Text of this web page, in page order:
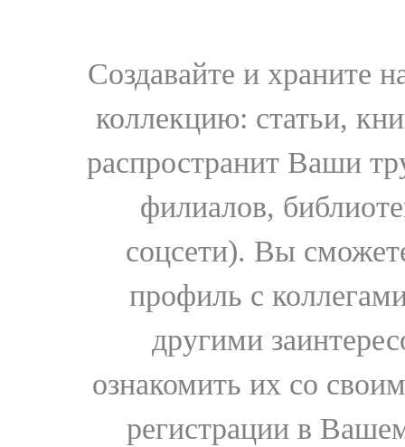
Создавайте и храните
коллекцию: статьи,
распространит Ваши
филиалов,
соцсети). Вы
профиль с
другими
ознакомить их со
регистрации в